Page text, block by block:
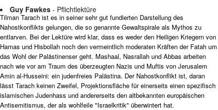
Guy Fawkes - Pflichtlektüre
Tilman Tarach ist es in seiner sehr gut fundierten Darstellung des
Nahostkonflikts gelungen, die so genannte Gewaltspirale als Mythos zu
entlarven. Bei der Lektüre wird klar, dass es weder den Heiligen Kriegern von
Hamas und Hisbollah noch den vermeintlich moderaten Kräften der Fatah um
das Wohl der Palästinenser geht. Mashaal, Nasrallah und Abbas arbeiten
nach wie vor am Traum des überzeugten Nazis und Muftis von Jerusalem
Amin al-Husseini: ein judenfreies Palästina. Der Nahostkonflikt ist, daran
lässt Tarach keinen Zweifel, Projektionsfläche für einerseits einen spezifisch
islamischen Judenhass und andererseits den altbekannten europäischen
Antisemitismus, der als wohlfeile "Israelkritik" überwintert hat.